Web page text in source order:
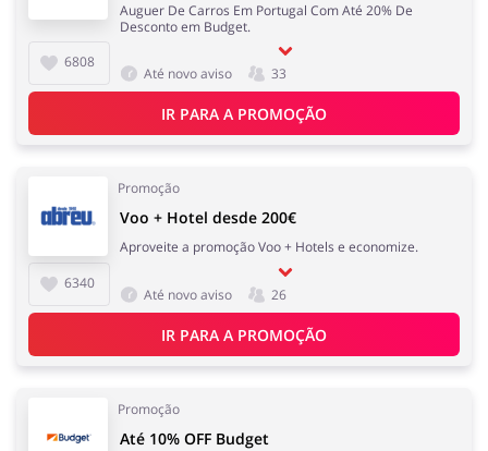
Saúde e Beleza Serviços
Turismo e Viagens Dinheiro e Seguros
6808
Auguer De Carros Em Portugal Com Até 20% De
Desconto em Budget.
Até novo aviso 33
IR PARA A PROMOÇÃO
Promoção
6340
Voo + Hotel desde 200€
Aproveite a promoção Voo + Hotels e economize.
Até novo aviso 26
IR PARA A PROMOÇÃO
Promoção
Até 10% OFF Budget